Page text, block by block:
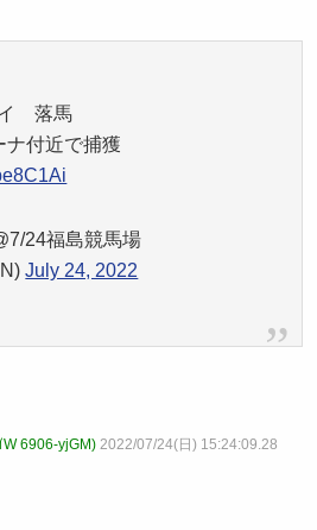
イ 落馬
ナ付近で捕獲
24福島競馬場
July 24, 2022
W 6906-yjGM) 2022/07/24(日) 15:24:09.28